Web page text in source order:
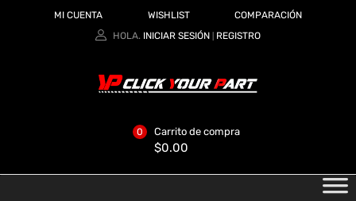
MI CUENTA WISHLIST
COMPARACIÓN
HOLA. INICIAR SESIÓN REGISTRO
Carrito de compra
$0.00
0